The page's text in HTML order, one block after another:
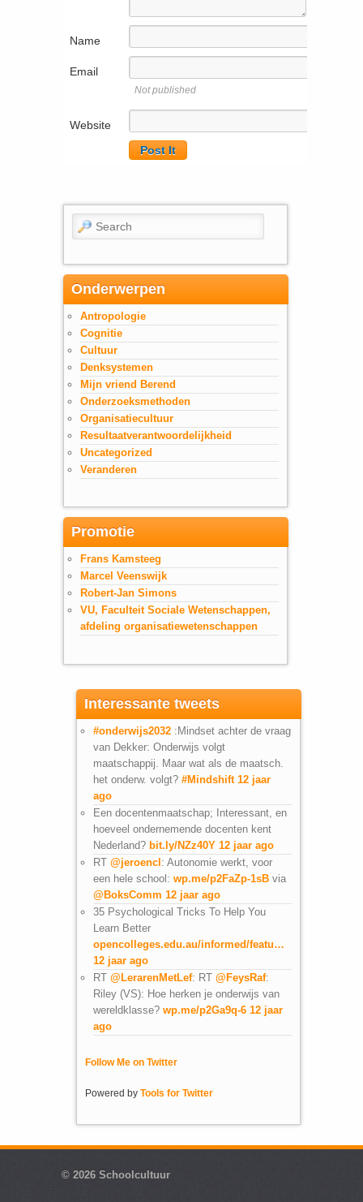
Name
Email
Not published
Website
Search
Onderwerpen
Antropologie
Cognitie
Cultuur
Denksystemen
Mijn vriend Berend
Onderzoeksmethoden
Organisatiecultuur
Resultaatverantwoordelijkheid
Uncategorized
Veranderen
Promotie
Frans Kamsteeg
Marcel Veenswijk
Robert-Jan Simons
VU, Faculteit Sociale Wetenschappen,
afdeling organisatiewetenschappen
Interessante tweets
#onderwijs2032 :Mindset achter de vraag
van Dekker: Onderwijs volgt
maatschappij. Maar wat als de maatsch.
het onderw. volgt? #Mindshift 12 jaar
ago
Een docentenmaatschap; Interessant, en
hoeveel ondernemende docenten kent
Nederland? bit.ly/NZz40Y 12 jaar ago
RT @jeroencl: Autonomie werkt, voor
een hele school: wp.me/p2FaZp-1sB via
@BoksComm 12 jaar ago
35 Psychological Tricks To Help You
Learn Better
opencolleges.edu.au/informed/featu…
12 jaar ago
RT @LerarenMetLef: RT @FeysRaf:
Riley (VS): Hoe herken je onderwijs van
wereldklasse? wp.me/p2Ga9q-6 12 jaar
ago
Follow Me on Twitter
Powered by Tools for Twitter
© 2026 Schoolcultuur